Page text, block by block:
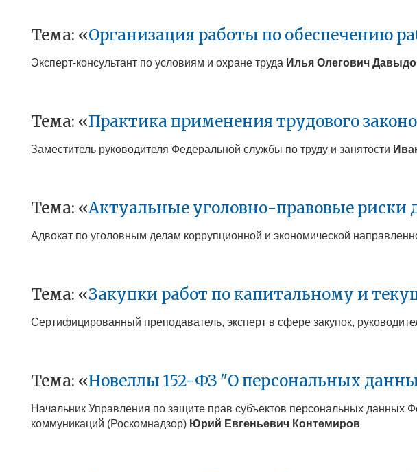
Тема: «Организация работы по обеспечению
Эксперт-консультант по условиям и охране труда Илья Олегович
Тема: «Практика применения трудового
Заместитель руководителя Федеральной службы по труду и занятости
Тема: «Актуальные уголовно-правовые риски
Адвокат по уголовным делам коррупционной и экономической
Тема: «Закупки работ по капитальному и
Сертифицированный преподаватель, эксперт в сфере закупок,
Тема: «Новеллы 152-ФЗ "О персональных
Начальник Управления по защите прав субъектов персональных
коммуникаций (Роскомнадзор) Юрий Евгеньевич Контемиров